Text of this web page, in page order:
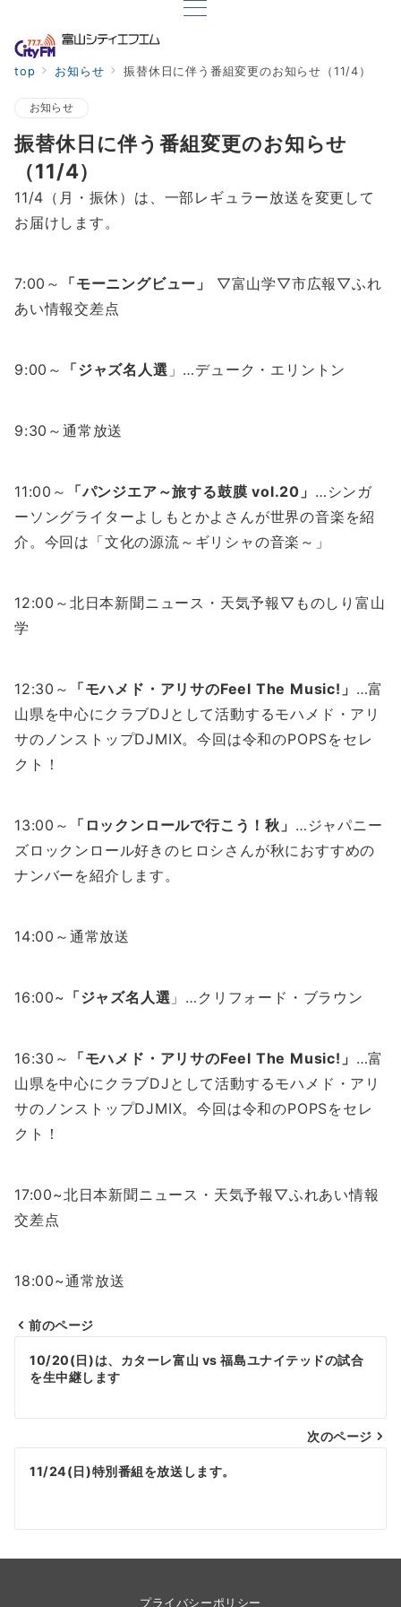
top お知らせ 振替休日に伴う番組変更のお知らせ（11/4）
お知らせ
振替休日に伴う番組変更のお知らせ
（11/4）
11/4（月・振休）は、一部レギュラー放送を変更して
お届けします。
7:00～ 「モーニングビュー」
▽富山学▽市広報▽ふれ
あい情報交差点
9:00～ 「ジャズ名人選 」…デューク・エリントン
9:30～通常放送
11:00～ 「パンジエア～旅する鼓膜 vol.20」 …シンガ
ーソングライターよしもとかよさんが世界の音楽を紹
介。今回は「文化の源流～ギリシャの音楽～」
12:00～北日本新聞ニュース・天気予報▽ものしり富山
学
12:30～ 「モハメド・アリサのFeel The Music!」 …富
山県を中心にクラブDJとして活動するモハメド・アリ
サのノンストップDJMIX。今回は令和のPOPSをセレ
クト！
13:00～ 「ロックンロールで行こう！秋」 …ジャパニー
ズロックンロール好きのヒロシさんが秋におすすめの
ナンバーを紹介します。
14:00～通常放送
16:00~ 「ジャズ名人選 」…クリフォード・ブラウン
16:30～ 「モハメド・アリサのFeel The Music!」 …富
山県を中心にクラブDJとして活動するモハメド・アリ
サのノンストップDJMIX。今回は令和のPOPSをセレ
クト！
17:00~北日本新聞ニュース・天気予報▽ふれあい情報
交差点
18:00~通常放送
投
稿
ビ
ゲ
シ
ョ
前のページ
10/20(日)は、カターレ富山 vs 福島ユナイテッドの試合
を生中継します
次のページ
11/24(日)特別番組を放送します。
プライバシーポリシー